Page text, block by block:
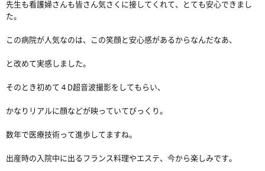
先生も看護婦さんも皆さん気さくに接してくれて、とても安心できまし
た。
この病院が人気なのは、この笑顔と安心感があるからなんだなあ、
と改めて実感しました。
そのとき初めて４D超音波撮影をしてもらい、
かなりリアルに顔などが映っていてびっくり。
数年で医療技術って進歩してますね。
出産時の入院中に出るフランス料理やエステ、今から楽しみです。